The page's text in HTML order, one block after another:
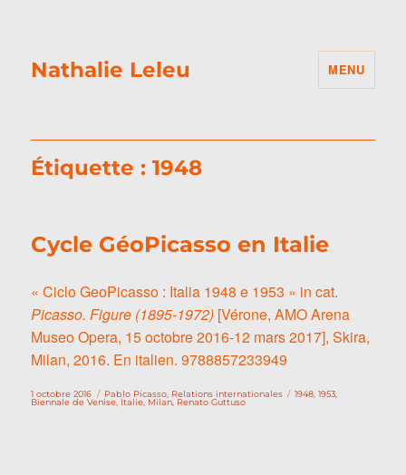
Nathalie Leleu MENU
Étiquette :1948
Cycle GéoPicasso en Italie
« Ciclo GeoPicasso : Italia 1948 e 1953 » in cat.
Picasso. Figure (1895-1972) [Vérone, AMO Arena
Museo Opera, 15 octobre 2016-12 mars 2017], Skira,
Milan, 2016. En italien. 9788857233949
Publié
le
1 octobre 2016 Catégories
Pablo Picasso, Relations internationales Étiquettes
1948 ,1953
Biennale de Venise Italie Milan Renato Guttuso